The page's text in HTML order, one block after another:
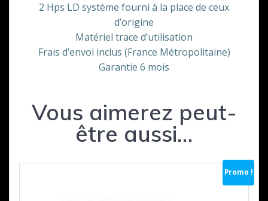
2 Hps LD système fourni à la place de ceux
d’origine
Matériel trace d’utilisation
Frais d’envoi inclus (France Métropolitaine)
Garantie 6 mois
Vous aimerez peut-
être aussi…
Promo !